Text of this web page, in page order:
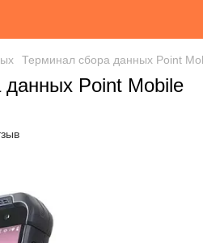
Терминал сбора данных Point
Point Mobile